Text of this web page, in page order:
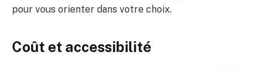
pour vous orienter dans votre choix.
Coût et accessibilité